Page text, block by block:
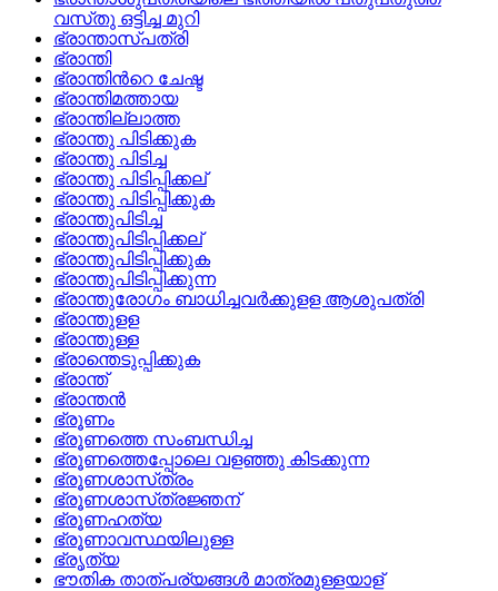
വസ്‌തു ഒട്ടിച്ച മുറി
ഭ്രാന്താസ്‌പത്രി
ഭ്രാന്തി
ഭ്രാന്തിന്‍റെ ചേഷ്ട
ഭ്രാന്തിമത്തായ
ഭ്രാന്തില്ലാത്ത
ഭ്രാന്തു പിടിക്കുക
ഭ്രാന്തു പിടിച്ച
ഭ്രാന്തു പിടിപ്പിക്കല്
ഭ്രാന്തു പിടിപ്പിക്കുക
ഭ്രാന്തുപിടിച്ച
ഭ്രാന്തുപിടിപ്പിക്കല്
ഭ്രാന്തുപിടിപ്പിക്കുക
ഭ്രാന്തുപിടിപ്പിക്കുന്ന
ഭ്രാന്തുരോഗം ബാധിച്ചവര്‍ക്കുളള ആശുപത്രി
ഭ്രാന്തുളള
ഭ്രാന്തുള്ള
ഭ്രാന്തെടുപ്പിക്കുക
ഭ്രാന്ത്
ഭ്രാന്തൻ
ഭ്രൂണം
ഭ്രൂണത്തെ സംബന്ധിച്ച
ഭ്രൂണത്തെപ്പോലെ വളഞ്ഞു കിടക്കുന്ന
ഭ്രൂണശാസ്‌ത്രം
ഭ്രൂണശാസ്‌ത്രജ്ഞന്
ഭ്രൂണഹത്യ
ഭ്രൂണാവസ്ഥയിലുള്ള
ഭ്രൃത്യ
ഭൗതിക താത്‌പര്യങ്ങള്‍ മാത്രമുള്ളയാള്